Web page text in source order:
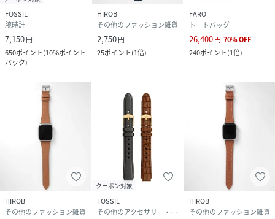
FOSSIL
腕時計
7,150円
650ポイント(10%ポイント
バック)
HIROB
その他のファッション雑貨
2,750円
25ポイント(1倍)
FARO
トートバッグ
26,400円 70%OFF
240ポイント(1倍)
HIROB
その他のファッション雑貨
クーポン対象
FOSSIL
その他のアクセサリー・腕時計
HIROB
その他のファッション雑貨